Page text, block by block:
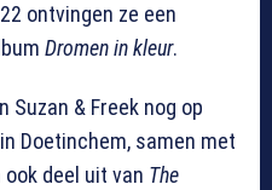
ontvingen ze een
Dromen in kleur.
Suzan & Freek nog op
Doetinchem, samen met
deel uit van The